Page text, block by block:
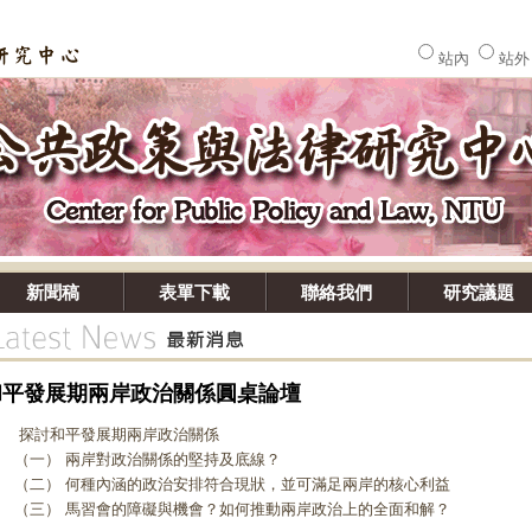
站內 站外
新聞稿 表單下載 聯絡我們 研究議題
發展期兩岸政治關係圓桌論壇
和平發展期兩岸政治關係
） 兩岸對政治關係的堅持及底線？
） 何種內涵的政治安排符合現狀，並可滿足兩岸的核心利益
） 馬習會的障礙與機會？如何推動兩岸政治上的全面和解？